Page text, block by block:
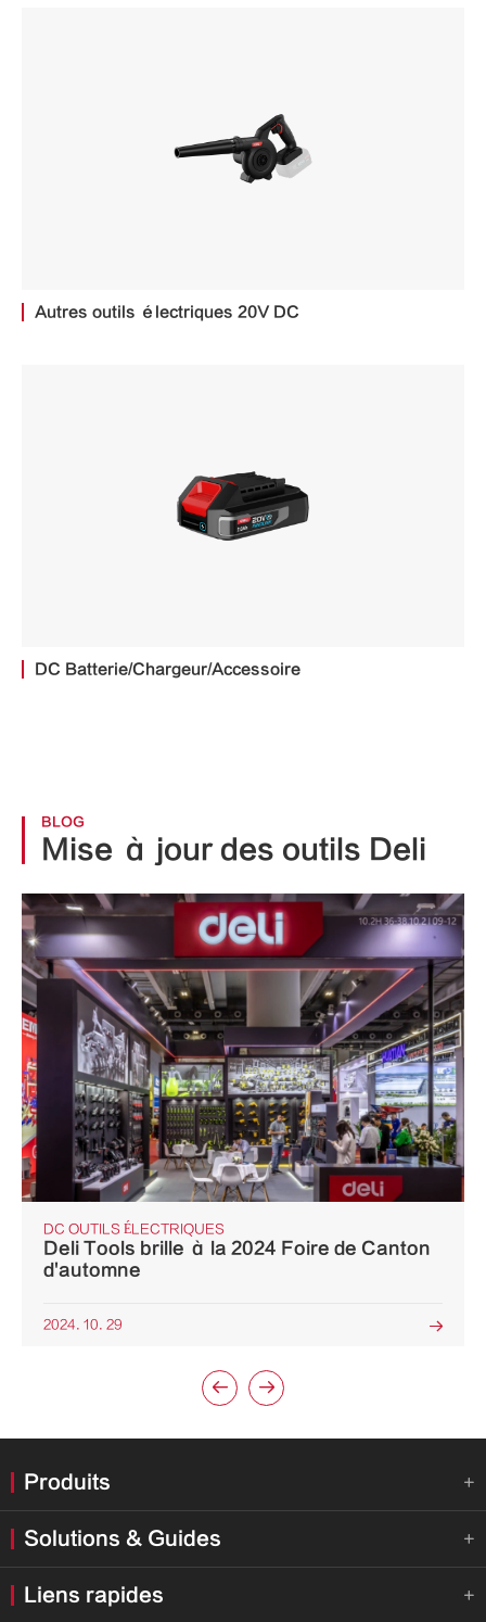
Autres outils électriques 20V DC
DC Batterie/Chargeur/Accessoire
BLOG
Mise à jour des outils Deli
DC OUTILS ÉLECTRIQUES
Deli Tools brille à la 2024 Foire de Canton
d'automne
2024. 10. 29 
 
Produits 
Solutions & Guides 
Liens rapides 